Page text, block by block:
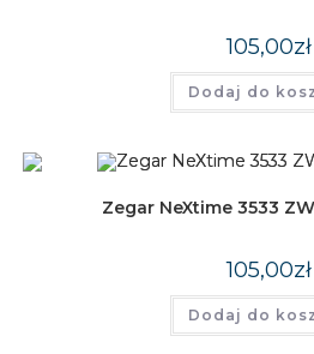
105,00zł
Dodaj do
Zegar NeXtime 3533
105,00zł
Dodaj do